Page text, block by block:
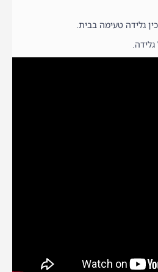
גלידה טעימה בבית.
גלידה.